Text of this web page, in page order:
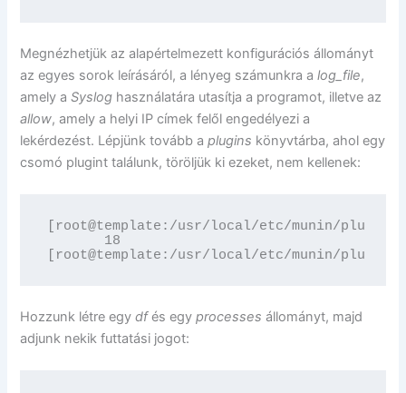
Megnézhetjük az alapértelmezett konfigurációs állományt
az egyes sorok leírásáról, a lényeg számunkra alog_file,
amely aSyslog használatára utasítja a programot, illetve az
allow, amely a helyi IP címek felől engedélyezi a
lekérdezést. Lépjünk tovább aplugins könyvtárba, ahol egy
csomó plugint találunk, töröljük ki ezeket, nem kellenek:
[root@template:/usr/local/etc/munin/
       18
[root@template:/usr/local/etc/munin/
Hozzunk létre egydfés egyprocesses állományt, majd
adjunk nekik futtatási jogot: